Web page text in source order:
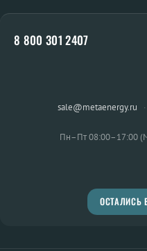
8 800 301 2407
sale@metaenergy.ru ·
Пн–Пт 08:00–17:00
ОСТАЛИСЬ